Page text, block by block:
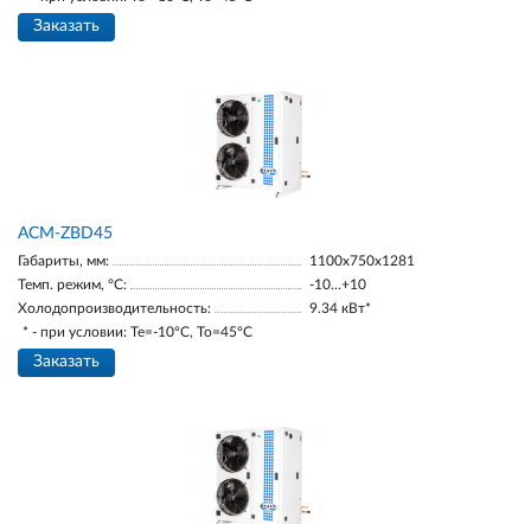
Заказать
ACM-ZBD45
Габариты, мм:
1100х750х1281
Темп. режим, °С:
-10...+10
Холодопроизводительность:
9.34 кВт*
* - при условии: Te=-10ºC, To=45ºC
Заказать